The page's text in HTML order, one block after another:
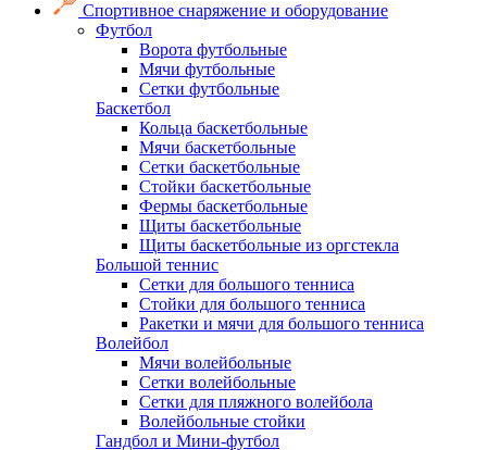
Спортивное снаряжение и оборудование
Футбол
Ворота футбольные
Мячи футбольные
Сетки футбольные
Баскетбол
Кольца баскетбольные
Мячи баскетбольные
Сетки баскетбольные
Стойки баскетбольные
Фермы баскетбольные
Щиты баскетбольные
Щиты баскетбольные из оргстекла
Большой теннис
Сетки для большого тенниса
Стойки для большого тенниса
Ракетки и мячи для большого тенниса
Волейбол
Мячи волейбольные
Сетки волейбольные
Сетки для пляжного волейбола
Волейбольные стойки
Гандбол и Мини-футбол